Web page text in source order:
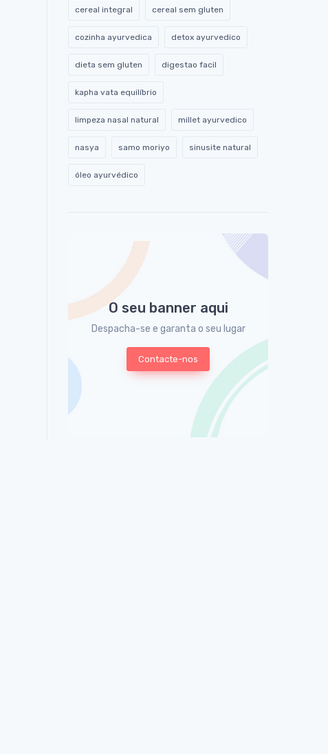
cereal integral cereal sem gluten
cozinha ayurvedica detox ayurvedico
dieta sem gluten digestao facil
kapha vata equilíbrio
limpeza nasal natural millet ayurvedico
nasya samo moriyo sinusite natural
óleo ayurvédico
O seu banner aqui
Despacha-se e garanta o seu lugar
Contacte-nos